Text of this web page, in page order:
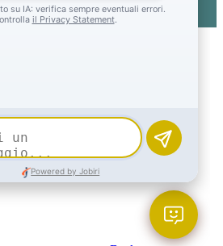
1662volte
and powered by Gruppo Spaggiari
& New Social Media